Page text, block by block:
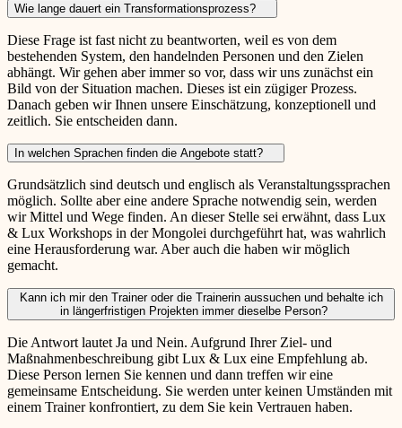
Wie lange dauert ein Transformationsprozess?
Diese Frage ist fast nicht zu beantworten, weil es von dem
bestehenden System, den handelnden Personen und den Zielen
abhängt. Wir gehen aber immer so vor, dass wir uns zunächst ein
Bild von der Situation machen. Dieses ist ein zügiger Prozess.
Danach geben wir Ihnen unsere Einschätzung, konzeptionell und
zeitlich. Sie entscheiden dann.
In welchen Sprachen finden die Angebote statt?
Grundsätzlich sind deutsch und englisch als Veranstaltungssprachen
möglich. Sollte aber eine andere Sprache notwendig sein, werden
wir Mittel und Wege finden. An dieser Stelle sei erwähnt, dass Lux
& Lux Workshops in der Mongolei durchgeführt hat, was wahrlich
eine Herausforderung war. Aber auch die haben wir möglich
gemacht.
Kann ich mir den Trainer oder die Trainerin aussuchen und behalte ich
in längerfristigen Projekten immer dieselbe Person?
Die Antwort lautet Ja und Nein. Aufgrund Ihrer Ziel- und
Maßnahmenbeschreibung gibt Lux & Lux eine Empfehlung ab.
Diese Person lernen Sie kennen und dann treffen wir eine
gemeinsame Entscheidung. Sie werden unter keinen Umständen mit
einem Trainer konfrontiert, zu dem Sie kein Vertrauen haben.